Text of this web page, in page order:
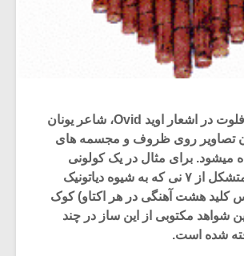
شواهد وجود پن فلوت در اشعار اوید Ovid، شاعر یونان
تصاویر روی ظروف و مجسمه های
میشود. برای مثال در یک کولونی
رومیان، سازی متشکل از ۷ نی که به شیوه دیاتونیک
کلید هشت آهنگى در هر اکتاو) کوک
شواهد مکتوبی از این ساز در چند
شده است.